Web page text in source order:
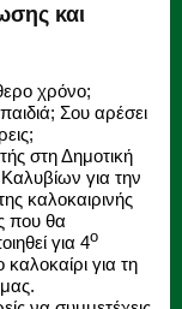
και
χρόνο;
Σου αρέσει
στη Δημοτική
για την
καλοκαιρινής
που θα
για 4ο
για τη